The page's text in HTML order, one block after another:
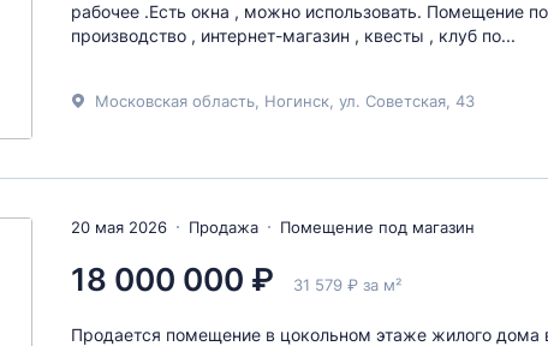
рабочее .Есть окна , можно использовать. Помещение
производство , интернет-магазин , квесты , клуб по...
Московская область, Ногинск, ул. Советская, 43
20 мая 2026 Продажа Помещение под магазин
18 000 000 ₽ 31 579 ₽ за м²
Продается помещение в цокольном этаже жилого дома